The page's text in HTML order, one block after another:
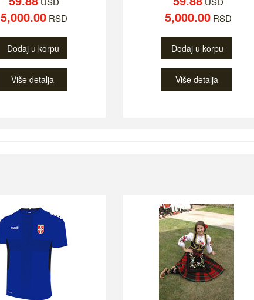
5,000.00RSD
Dodaj u korpu
Više detalja
5,000.00RSD
Dodaj u korpu
Više detalja